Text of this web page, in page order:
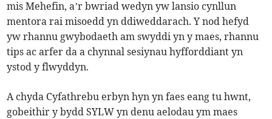
mis Mehefin, a’r bwriad wedyn yw lansio cynllun
mentora rai misoedd yn ddiweddarach. Y nod hefyd
yw rhannu gwybodaeth am swyddi yn y maes, rhannu
tips ac arfer da a chynnal sesiynau hyfforddiant yn
ystod y flwyddyn.
A chyda Cyfathrebu erbyn hyn yn faes eang tu hwnt,
gobeithir y bydd SYLW yn denu aelodau ym maes